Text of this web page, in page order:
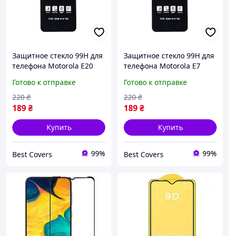
Защитное стекло 99H для
телефона Motorola E20
Готово к отправке
189₴
220 ₴
Купить
Best Covers 99%
Защитное стекло 99H для
телефона Motorola E7
Готово к отправке
189₴
220 ₴
Купить
Best Covers 99%